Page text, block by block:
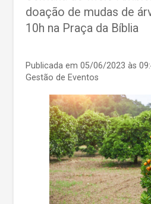
doação de mudas de
10h na Praça da Bíblia
Publicada em 05/06/2023 às
Gestão de Eventos